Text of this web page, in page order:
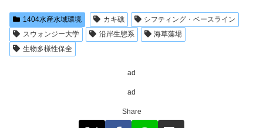
1404水産水域環境 カキ礁
シフティング・ベースライン
スウォンジー大学
沿岸生態系
海草藻場
生物多様性保全
ad
ad
Share